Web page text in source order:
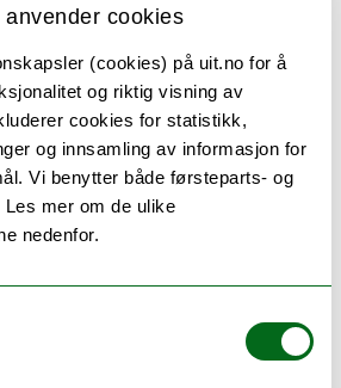
cookies
(cookies) på uit.no for å
og riktig visning av
cookies for statistikk,
og innsamling av informasjon for
Vi benytter både førsteparts- og
mer om de ulike
nedenfor.
(M-BIO)
og marked - bachelor